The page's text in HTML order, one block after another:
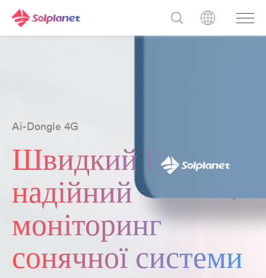
Ai-Dongle 4G
Швидкий і
надійний
моніторинг
сонячної системи